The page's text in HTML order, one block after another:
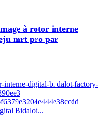
à rotor interne
mrt pro par
interne-digital-bi dalot-factory-
Bidalot...